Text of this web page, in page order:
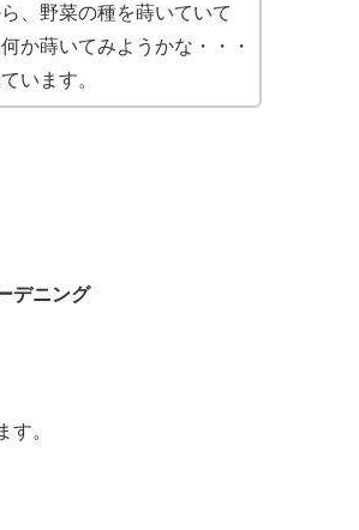
、野菜の種を蒔いていて
か蒔いてみようかな・・・
います。
デニング
す。